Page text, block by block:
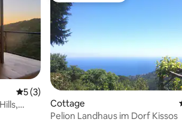
Bewertungen
Durchschnittliche Bewertung: 5 von 5, 3
5 (3)
Cottage
Pelion Landhaus im Dorf Kissos